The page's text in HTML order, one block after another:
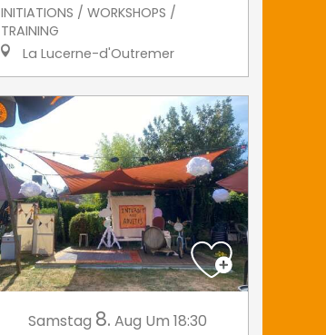
INITIATIONS / WORKSHOPS /
TRAINING
La Lucerne-d'Outremer
Samstag 8. Aug Um 18:30